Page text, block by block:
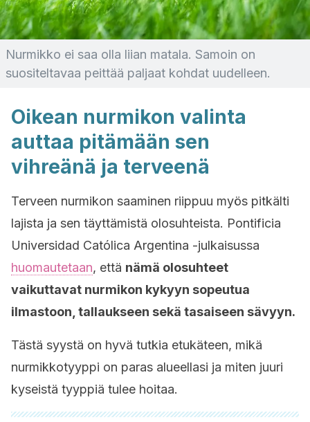
Nurmikko ei saa olla liian matala. Samoin on
suositeltavaa peittää paljaat kohdat uudelleen.
Oikean nurmikon valinta
auttaa pitämään sen
vihreänä ja terveenä
Terveen nurmikon saaminen riippuu myös pitkälti
lajista ja sen täyttämistä olosuhteista. Pontificia
Universidad Católica Argentina -julkaisussa
huomautetaan, että nämä olosuhteet
vaikuttavat nurmikon kykyyn sopeutua
ilmastoon, tallaukseen sekä tasaiseen sävyyn.
Tästä syystä on hyvä tutkia etukäteen, mikä
nurmikkotyyppi on paras alueellasi ja miten juuri
kyseistä tyyppiä tulee hoitaa.